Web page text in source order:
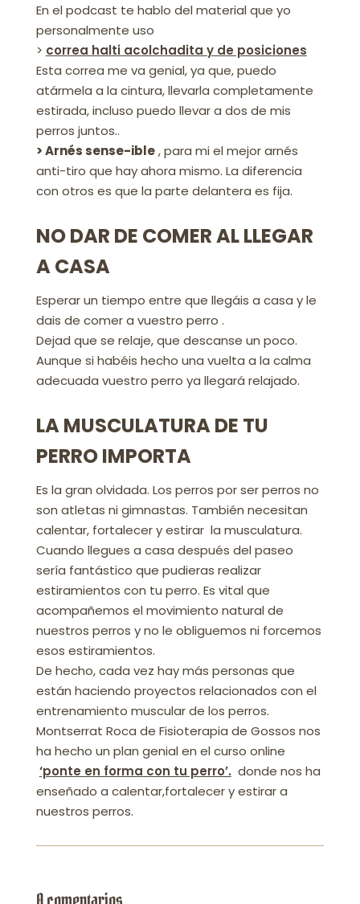
En el podcast te hablo del material que yo
personalmente uso
> correa halti acolchadita y de posiciones
Esta correa me va genial, ya que, puedo
atármela a la cintura, llevarla completamente
estirada, incluso puedo llevar a dos de mis
perros juntos..
> Arnés sense-ible, para mi el mejor arnés
anti-tiro que hay ahora mismo. La diferencia
con otros es que la parte delantera es fija.
NO DAR DE COMER AL LLEGAR
A CASA
Esperar un tiempo entre que llegáis a casa y le
dais de comer a vuestro perro .
Dejad que se relaje, que descanse un poco.
Aunque si habéis hecho una vuelta a la calma
adecuada vuestro perro ya llegará relajado.
LA MUSCULATURA DE TU
PERRO IMPORTA
Es la gran olvidada. Los perros por ser perros no
son atletas ni gimnastas. También necesitan
calentar, fortalecer y estirar la musculatura.
Cuando llegues a casa después del paseo
sería fantástico que pudieras realizar
estiramientos con tu perro. Es vital que
acompañemos el movimiento natural de
nuestros perros y no le obliguemos ni forcemos
esos estiramientos.
De hecho, cada vez hay más personas que
están haciendo proyectos relacionados con el
entrenamiento muscular de los perros.
Montserrat Roca de Fisioterapia de Gossos nos
ha hecho un plan genial en el curso online
‘ponte en forma con tu perro’. donde nos ha
enseñado a calentar,fortalecer y estirar a
nuestros perros.